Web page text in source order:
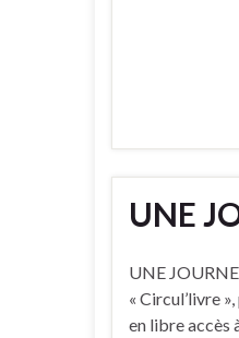
UNE
UNE
« Circul’livre
en libre accès